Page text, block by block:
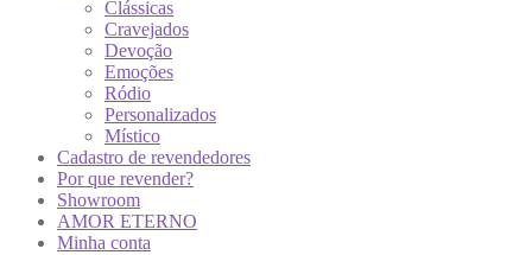
Clássicas
Cravejados
Devoção
Emoções
Ródio
Personalizados
Místico
Cadastro de revendedores
Por que revender?
Showroom
AMOR ETERNO
Minha conta